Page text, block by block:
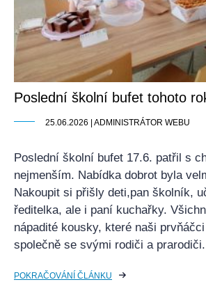
Poslední školní bufet tohoto
25.06.2026 | ADMINISTRÁTOR WEBU
Poslední školní bufet 17.6. patřil s
nejmenším. Nabídka dobrot byla
Nakoupit si přišly deti,pan školník,
ředitelka, ale i paní kuchařky.
nápadité kousky, které naši
společně se svými rodiči a
POKRAČOVÁNÍ ČLÁNKU